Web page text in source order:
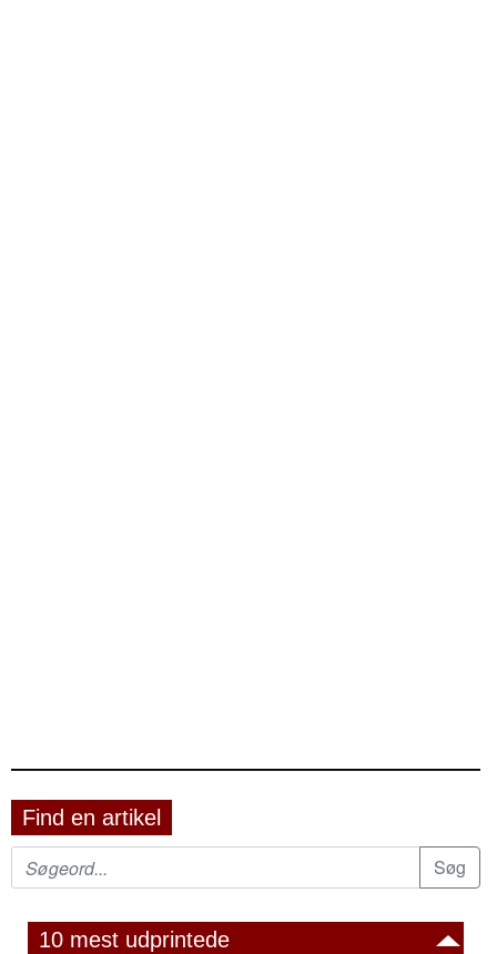
Find en artikel
10 mest udprintede